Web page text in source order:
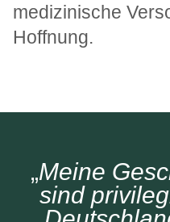
medizinische
Hoffnung.
„Meine
sind